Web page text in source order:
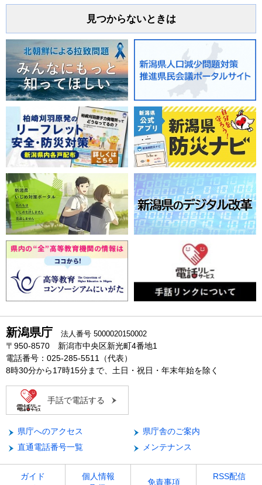
見つからないときは
新潟県庁 法人番号 5000020150002
〒950-8570 新潟市中央区新光町4番地1
電話番号：025-285-5511（代表）
8時30分から17時15分まで、土日・祝日・年末年始を除く
手話で電話する
県庁へのアクセス
県庁舎のご案内
直通電話番号一覧
メンテナンス
ガイド
個人情報
免責事項
RSS配信